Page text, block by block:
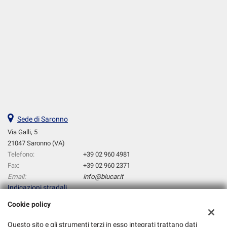
Sede di Saronno
Via Galli, 5
21047 Saronno (VA)
Telefono:
+39 02 960 4981
Fax:
+39 02 960 2371
Email:
info@blucar.it
Indicazioni stradali
Dati fiscali:
Cookie policy
Questo sito e gli strumenti terzi in esso integrati trattano dati